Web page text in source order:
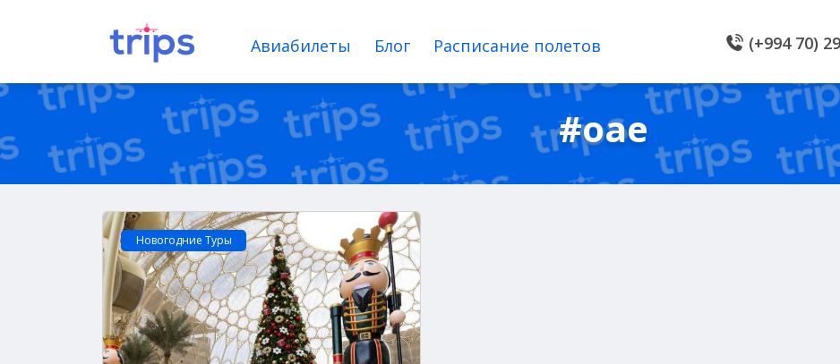
Авиабилеты Блог Расписание полетов (+994 70)
#oae
Новогодние Туры